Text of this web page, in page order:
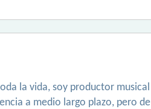
la vida, soy productor musical
a medio largo plazo, pero de